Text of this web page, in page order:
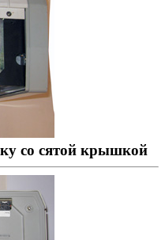
со сятой крышкой